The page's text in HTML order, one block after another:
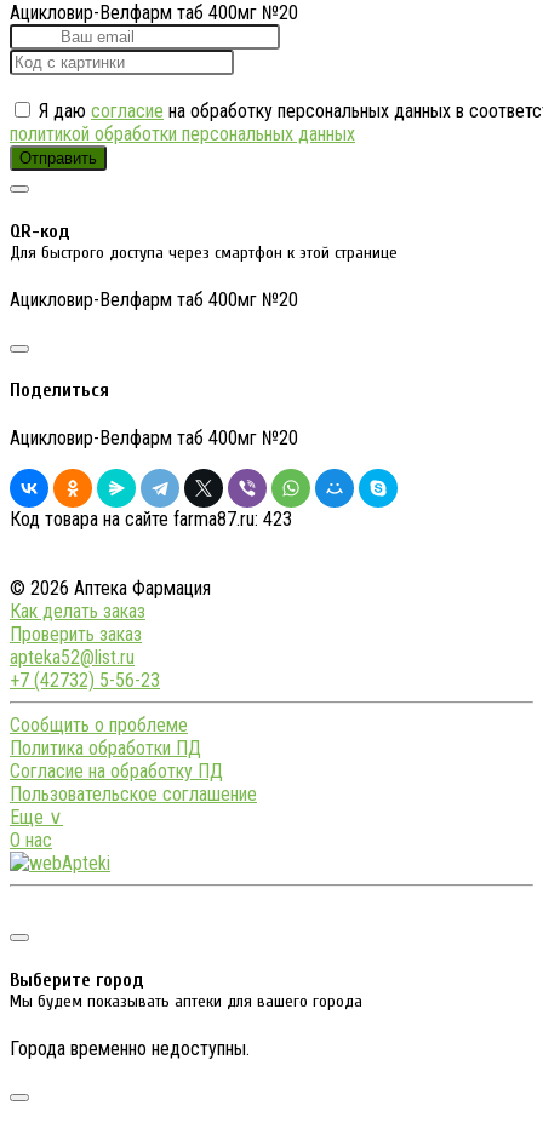
Ацикловир-Велфарм таб 400мг №20
Я даю согласие на обработку персональных данных в
политикой обработки персональных данных
Отправить
QR-код
Для быстрого доступа через смартфон к этой странице
Ацикловир-Велфарм таб 400мг №20
Поделиться
Ацикловир-Велфарм таб 400мг №20
Код товара на сайте farma87.ru: 423
© 2026 Аптека Фармация
Как делать заказ
Проверить заказ
apteka52@list.ru
+7 (42732) 5-56-23
Сообщить о проблеме
Политика обработки ПД
Согласие на обработку ПД
Пользовательское соглашение
Еще ∨
О нас
Выберите город
Мы будем показывать аптеки для вашего города
Города временно недоступны.